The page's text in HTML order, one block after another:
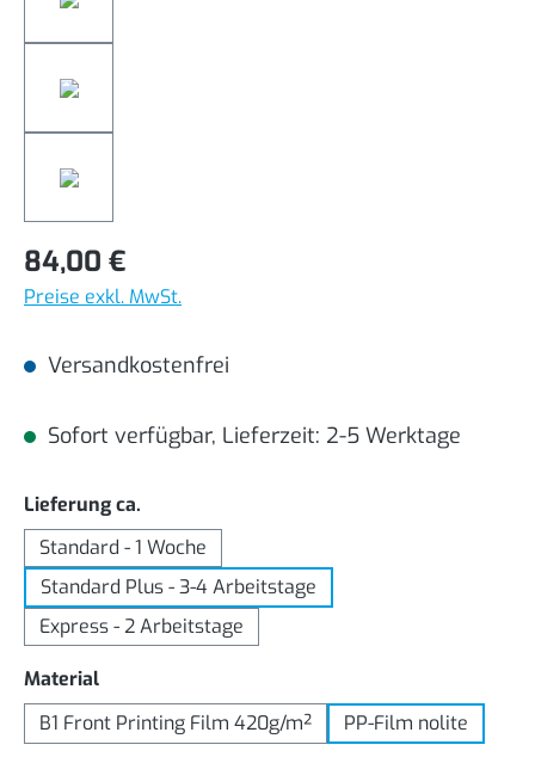
84,00 €
Preise exkl. MwSt.
Versandkostenfrei
Sofort verfügbar, Lieferzeit: 2-5 Werktage
Lieferung ca.
Standard - 1 Woche
Standard Plus - 3-4 Arbeitstage
Express - 2 Arbeitstage
Materialauswählen
B1 Front Printing Film 420g/m²
PP-Film nolite